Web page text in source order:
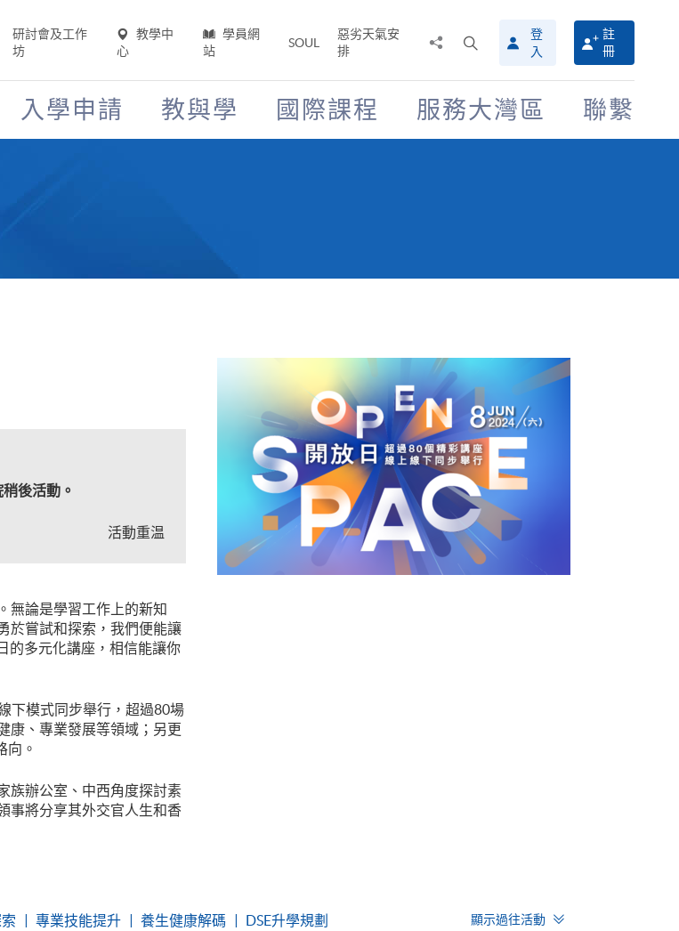
研討會及工作
坊
教學中
心
學員網
站
SOUL
惡劣天氣安
排
搜
尋
介
面
登
入
註
冊
入學申請 教與學 國際課程 服務大灣區 聯繫
後活動。
活動重温
無論是學習工作上的新知
於嘗試和探索，我們便能讓
的多元化講座，相信能讓你
下模式同步舉行，超過80場
康、專業發展等領域；另更
向。
族辦公室、中西角度探討素
事將分享其外交官人生和香
專業技能提升 養生健康解碼 DSE升學規劃 顯示過往活動